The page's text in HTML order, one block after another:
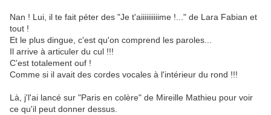
Nan ! Lui, il te fait péter des "Je t'aiiiiiiiiiime !..." de Lara Fabian et
tout !
Et le plus dingue, c'est qu'on comprend les paroles...
Il arrive à articuler du cul !!!
C'est totalement ouf !
Comme si il avait des cordes vocales à l'intérieur du rond !!!
Là, j'l'ai lancé sur "Paris en colère" de Mireille Mathieu pour voir
ce qu'il peut donner dessus.